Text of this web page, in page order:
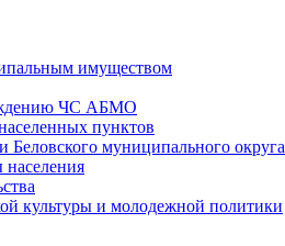
имуществом
ЧС АБМО
пунктов
муниципального округа
культуры и молодежной политики